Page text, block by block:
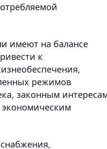
имеют на балансе
к
режимов
законным